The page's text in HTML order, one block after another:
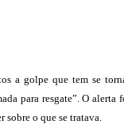
a golpe que tem se
para resgate”. O
sobre o que se tratava.